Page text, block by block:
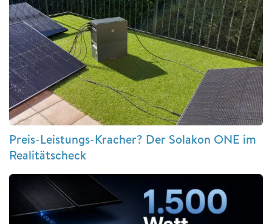
Preis-Leistungs-Kracher? Der Solakon ONE im
Realitätscheck